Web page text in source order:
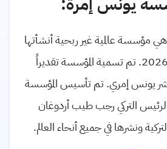
عالمية غير ربحية أنشأتها
الحكومة التركية عام 2026. تم تسمية المؤسسة تقديراً
عشر يونس إمري. تم تأسيس المؤسسة
التركي رجب طيب أردوغان
ونشرها في جميع أنحاء العالم.